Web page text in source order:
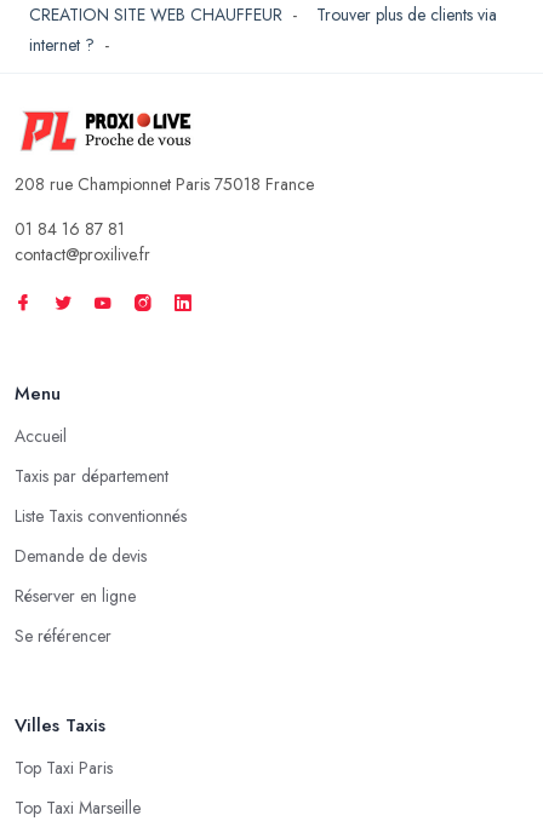
CREATION SITE WEB CHAUFFEUR - Trouver plus de clients via
internet ? -
208 rue Championnet Paris 75018 France
01 84 16 87 81
contact@proxilive.fr
Menu
Accueil
Taxis par département
Liste Taxis conventionnés
Demande de devis
Réserver en ligne
Se référencer
Villes Taxis
Top Taxi Paris
Top Taxi Marseille